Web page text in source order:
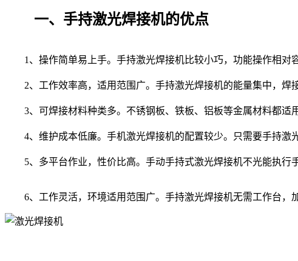
一、手持激光焊接机的优点
1、操作简单易上手。手持激光焊接机比较小巧，功能操作相对
2、工作效率高，适用范围广。手持激光焊接机的能量集中，焊
3、可焊接材料种类多。不锈钢板、铁板、铝板等金属材料都适用
4、维护成本低廉。手机激光焊接机的配置较少。只需要手持激
5、多平台作业，性价比高。手动手持式激光焊接机不光能执行
6、工作灵活，环境适用范围广。手持激光焊接机无需工作台，